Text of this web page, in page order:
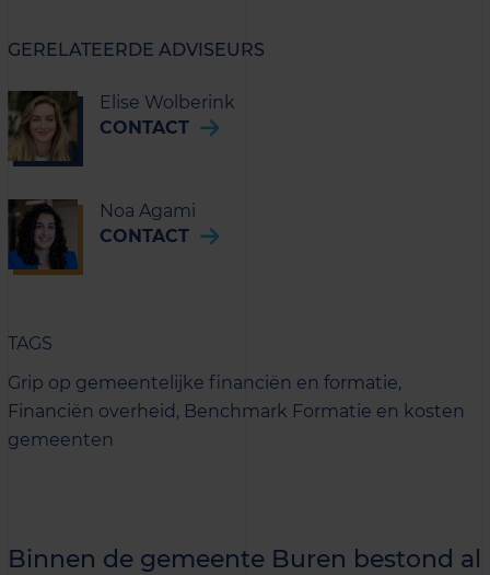
GERELATEERDE ADVISEURS
Elise Wolberink
CONTACT
Noa Agami
CONTACT
TAGS
Grip op gemeentelijke financiën en formatie,
Financiën overheid, Benchmark Formatie en kosten
gemeenten
Binnen de gemeente Buren bestond al